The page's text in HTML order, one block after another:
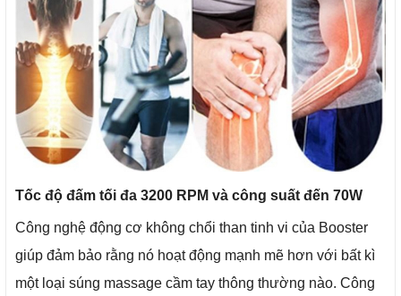
Tốc độ đấm tối đa 3200 RPM và công suất đến 70W
Công nghệ động cơ không chổi than tinh vi của Booster
giúp đảm bảo rằng nó hoạt động mạnh mẽ hơn với bất kì
một loại súng massage cầm tay thông thường nào. Công